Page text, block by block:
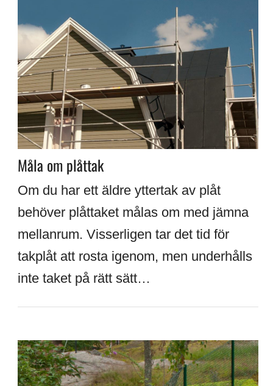
Måla om plåttak
Om du har ett äldre yttertak av plåt
behöver plåttaket målas om med jämna
mellanrum. Visserligen tar det tid för
takplåt att rosta igenom, men underhålls
inte taket på rätt sätt…